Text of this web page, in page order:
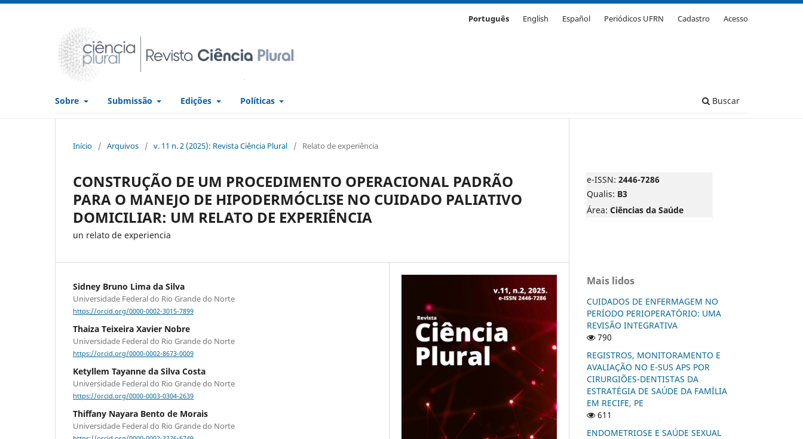
Sobre Submissão Edições Políticas Buscar
Português English Español Periódicos UFRN Cadastro Acesso
Início / Arquivos / v. 11 n. 2 (2025): Revista Ciência Plural / Relato de experiência
CONSTRUÇÃO DE UM PROCEDIMENTO OPERACIONAL PADRÃO
PARA O MANEJO DE HIPODERMÓCLISE NO CUIDADO PALIATIVO
DOMICILIAR: UM RELATO DE EXPERIÊNCIA
un relato de experiencia
Sidney Bruno Lima da Silva
Universidade Federal do Rio Grande do Norte
https://orcid.org/0000-0002-3015-7899
Thaiza Teixeira Xavier Nobre
Universidade Federal do Rio Grande do Norte
https://orcid.org/0000-0002-8673-0009
Ketyllem Tayanne da Silva Costa
Universidade Federal do Rio Grande do Norte
https://orcid.org/0000-0003-0304-2639
Thiffany Nayara Bento de Morais
Universidade Federal do Rio Grande do Norte
e-ISSN: 2446-7286
Qualis: B3
Área: Ciências da Saúde
Mais lidos
CUIDADOS DE ENFERMAGEM NO
PERÍODO PERIOPERATÓRIO: UMA
REVISÃO INTEGRATIVA
790
REGISTROS, MONITORAMENTO E
AVALIAÇÃO NO E-SUS APS POR
CIRURGIÕES-DENTISTAS DA
ESTRATÉGIA DE SAÚDE DA FAMÍLIA
EM RECIFE, PE
611
ENDOMETRIOSE E SAÚDE SEXUAL